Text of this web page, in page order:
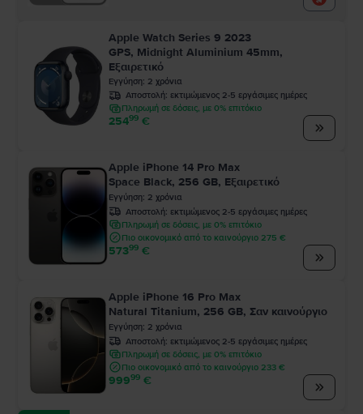
Apple Watch Series 9 2023
GPS, Midnight Aluminium 45mm,
Εξαιρετικό
Εγγύηση: 2 χρόνια
Αποστολή: εκτιμώμενος 2-5 εργάσιμες ημέρες
Πληρωμή σε δόσεις, με 0% επιτόκιο
25499 €
Apple iPhone 14 Pro Max
Space Black, 256 GB, Εξαιρετικό
Εγγύηση: 2 χρόνια
Αποστολή: εκτιμώμενος 2-5 εργάσιμες ημέρες
Πληρωμή σε δόσεις, με 0% επιτόκιο
Πιο οικονομικό από το καινούργιο 275 €
57399 €
Apple iPhone 16 Pro Max
Natural Titanium, 256 GB, Σαν καινούργιο
Εγγύηση: 2 χρόνια
Αποστολή: εκτιμώμενος 2-5 εργάσιμες ημέρες
Πληρωμή σε δόσεις, με 0% επιτόκιο
Πιο οικονομικό από το καινούργιο 233 €
99999 €